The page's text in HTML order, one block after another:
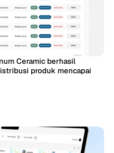
Ceramic berhasil
produk mencapai